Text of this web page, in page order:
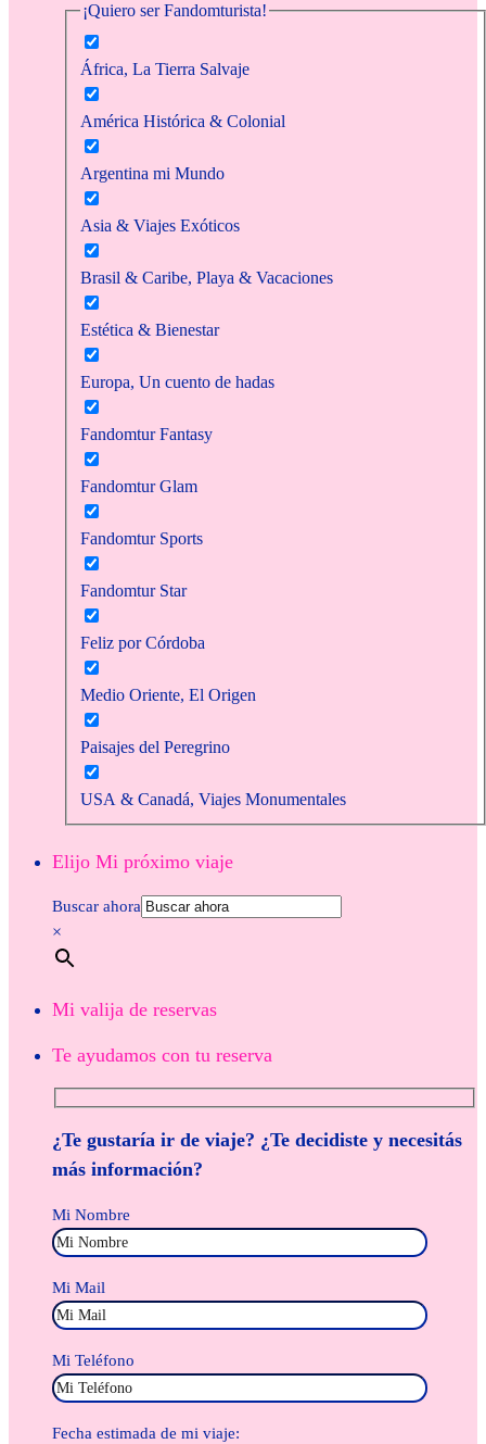
¡Quiero ser Fandomturista!
África, La Tierra Salvaje
América Histórica & Colonial
Argentina mi Mundo
Asia & Viajes Exóticos
Brasil & Caribe, Playa & Vacaciones
Estética & Bienestar
Europa, Un cuento de hadas
Fandomtur Fantasy
Fandomtur Glam
Fandomtur Sports
Fandomtur Star
Feliz por Córdoba
Medio Oriente, El Origen
Paisajes del Peregrino
USA & Canadá, Viajes Monumentales
Elijo Mi próximo viaje
Buscar ahora
×
Mi valija de reservas
Te ayudamos con tu reserva
¿Te gustaría ir de viaje? ¿Te decidiste y necesitás
más información?
Mi Nombre
Mi Mail
Mi Teléfono
Fecha estimada de mi viaje: